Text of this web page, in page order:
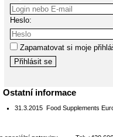
Heslo:
Zapamatovat si moje
Ostatní informace
31.3.2015 Food Supplements